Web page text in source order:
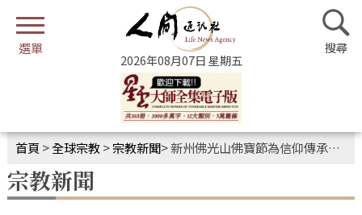
2026年08月07日 星期五
首頁 >全球宗教>宗教新聞>新州佛光山佛寶節為信仰傳承播種接力
宗教新聞